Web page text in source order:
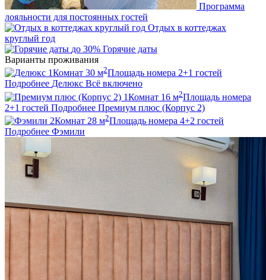
Программа
лояльности для постоянных гостей
Отдых в коттеджах
круглый год
до 30% Горячие даты
Варианты проживания
1Комнат 30 м2Площадь номера 2+1 гостей
Подробнее Делюкс Всё включено
1Комнат 16 м2Площадь номера
2+1 гостей Подробнее Премиум плюс (Корпус 2)
2Комнат 28 м2Площадь номера 4+2 гостей
Подробнее Фэмили